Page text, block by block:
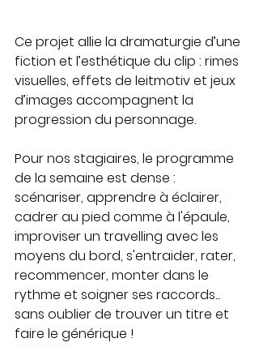
Ce projet allie la dramaturgie d’une
fiction et l’esthétique du clip : rimes
visuelles, effets de leitmotiv et jeux
d’images accompagnent la
progression du personnage.
Pour nos stagiaires, le programme
de la semaine est dense :
scénariser, apprendre à éclairer,
cadrer au pied comme à l'épaule,
improviser un travelling avec les
moyens du bord, s'entraider, rater,
recommencer, monter dans le
rythme et soigner ses raccords...
sans oublier de trouver un titre et
faire le générique !